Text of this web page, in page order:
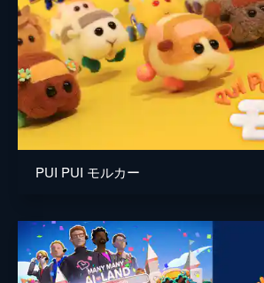
#5 ラブレターはお尻から
この日は職業モルカーが大集合!教習モルカ
ーたちもお仕事を体験する!?
3分
#6 勝利を握れ！もぐもぐ大運動会
今日はドライビングスクールのスポーツデ
イ!たくさんの観客も集まり大賑わいのな
か、モルカーたちが大奮闘!
3分
今回は教習所を飛び出し、海底トンネルでの
教習!どんな大冒険が待ち受けているのかな?
3分
アニメーション制作 UchuPeople
PUI PUI モルカー